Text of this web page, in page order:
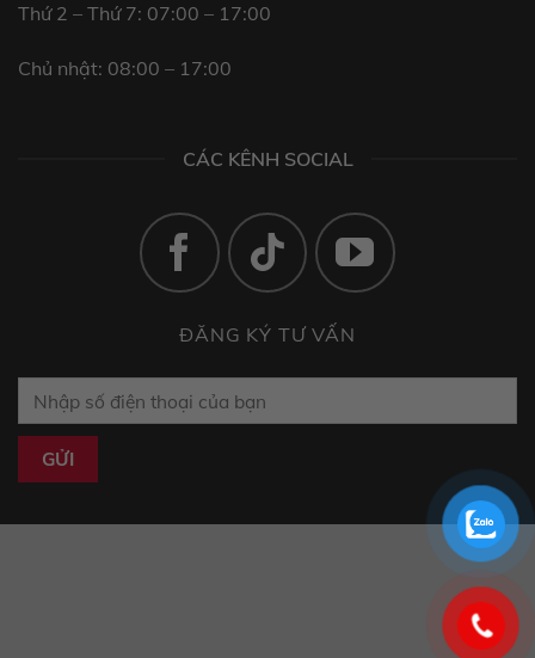
Thứ 2 – Thứ 7: 07:00 – 17:00
Chủ nhật: 08:00 – 17:00
CÁC KÊNH SOCIAL
ĐĂNG KÝ TƯ VẤN